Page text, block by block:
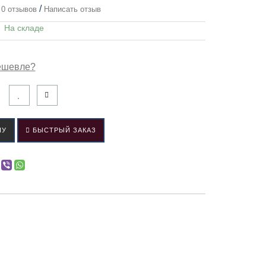
отзывов / Написать отзыв
На складе
БЫСТРЫЙ ЗАКАЗ